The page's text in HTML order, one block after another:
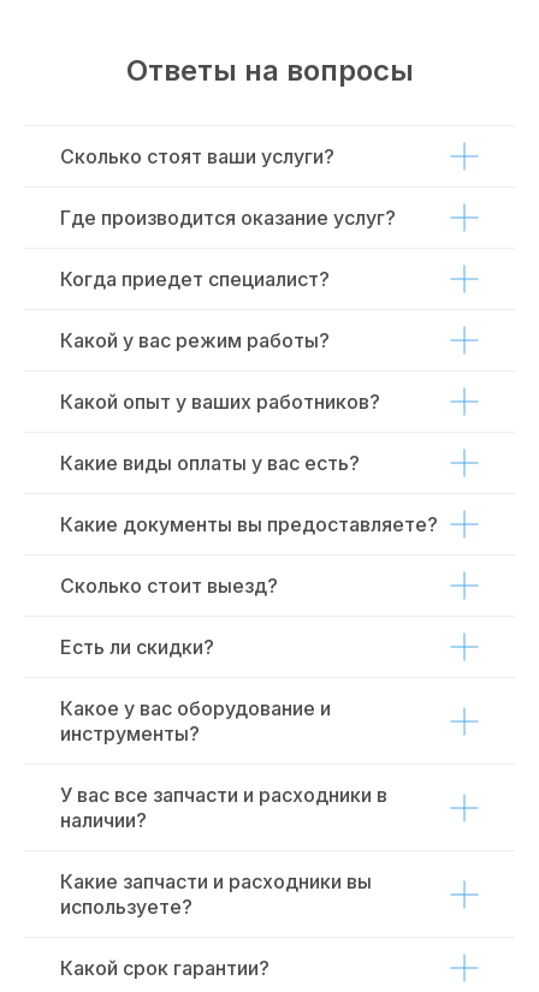
Ответы на вопросы
Сколько стоят ваши услуги?
Где производится оказание услуг?
Когда приедет специалист?
Какой у вас режим работы?
Какой опыт у ваших работников?
Какие виды оплаты у вас есть?
Какие документы вы предоставляете?
Сколько стоит выезд?
Есть ли скидки?
Какое у вас оборудование и
инструменты?
У вас все запчасти и расходники в
наличии?
Какие запчасти и расходники вы
используете?
Какой срок гарантии?